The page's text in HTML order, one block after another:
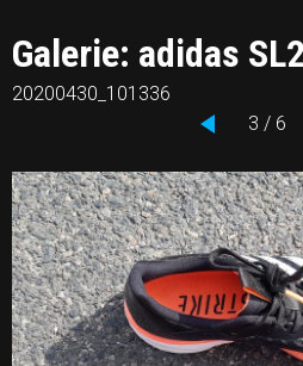
Galerie: adidas
20200430_101336
3 / 6